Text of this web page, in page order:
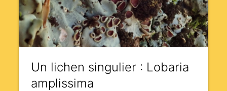
Un lichen singulier : Lobaria
amplissima